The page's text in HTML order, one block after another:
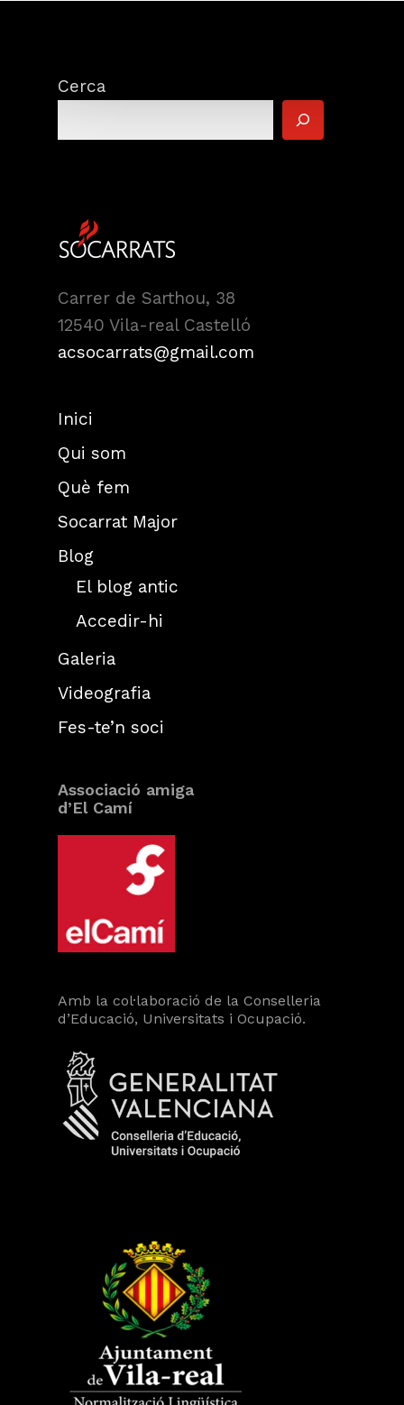
Cerca
Carrer de Sarthou, 38
12540 Vila-real Castelló
acsocarrats@gmail.com
Inici
Qui som
Què fem
Socarrat Major
Blog
El blog antic
Accedir-hi
Galeria
Videografia
Fes-te’n soci
Associació amiga
d’El Camí
Amb la col·laboració de la Conselleria
d’Educació, Universitats i Ocupació.